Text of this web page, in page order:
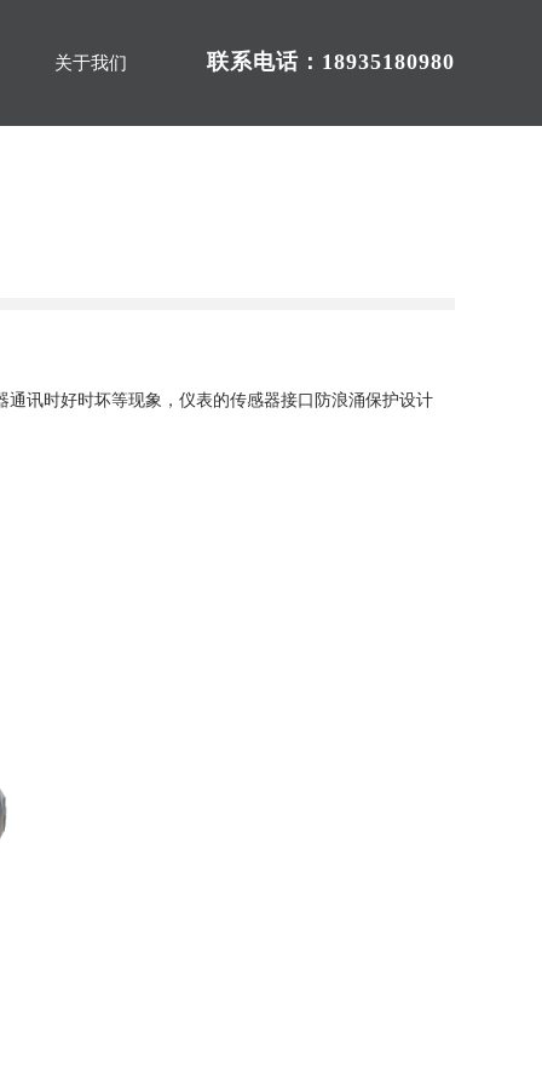
关于我们 联系电话：18935180980
讯时好时坏等现象，仪表的传感器接口防浪涌保护设计